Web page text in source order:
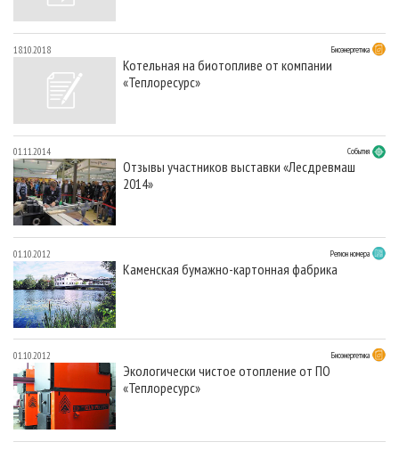
18.10.2018 Биоэнергетика
Котельная на биотопливе от компании
«Теплоресурс»
01.11.2014 События
Отзывы участников выставки «Лесдревмаш
2014»
01.10.2012 Регион номера
Каменская бумажно-картонная фабрика
01.10.2012 Биоэнергетика
Экологически чистое отопление от ПО
«Теплоресурс»